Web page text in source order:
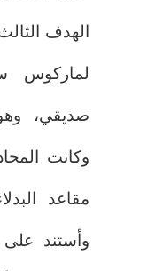
الهدف
لماركوس
صديقي،
وكانت
مقاعد
وأستند